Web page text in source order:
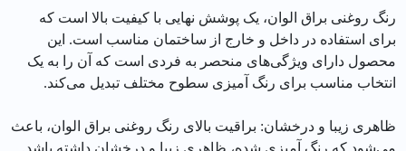
رنگ روغنی براق الوان، یک پوشش نهایی با کیفیت بالا است که
برای استفاده در داخل و خارج از ساختمان مناسب است. این
محصول دارای ویژگی‌های منحصر به فردی است که آن را به یک
انتخاب مناسب برای رنگ آمیزی سطوح مختلف تبدیل می‌کند.
ظاهری زیبا و درخشان: براقیت بالای رنگ روغنی براق الوان، باعث